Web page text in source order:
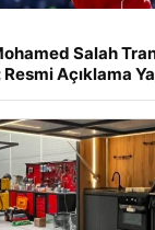
Salah
Açıklama